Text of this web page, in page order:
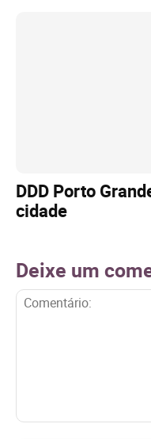
DDD Porto
cidade
Deixe um